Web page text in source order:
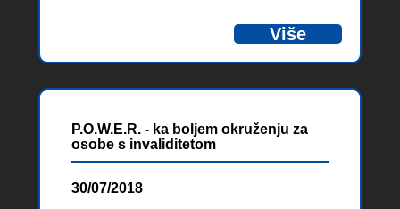
Više
P.O.W.E.R. - ka boljem okruženju za
osobe s invaliditetom
30/07/2018